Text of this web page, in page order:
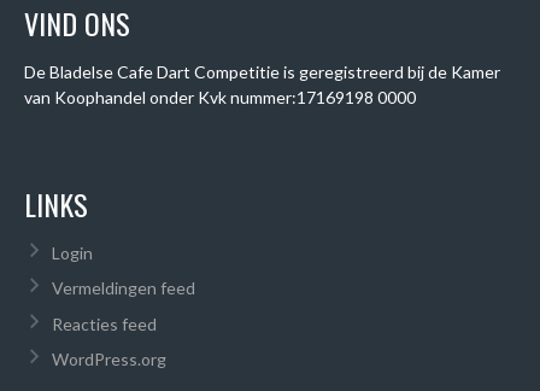
VIND ONS
De Bladelse Cafe Dart Competitie is geregistreerd bij de Kamer
van Koophandel onder Kvk nummer:17169198 0000
LINKS
Login
Vermeldingen feed
Reacties feed
WordPress.org